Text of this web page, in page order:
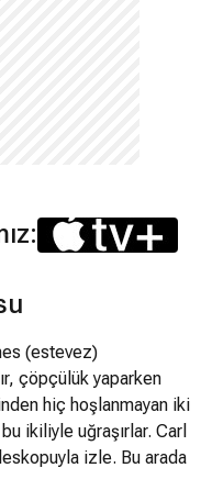
(estevez)
çöpçülük yaparken
hiç hoşlanmayan iki
ikiliyle uğraşırlar. Carl
izle. Bu arada